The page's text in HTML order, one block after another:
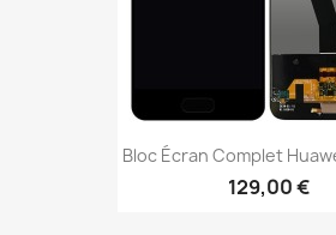
Bloc Écran Complet
129,00 €